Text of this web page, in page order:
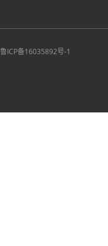
鲁ICP备16035892号-1